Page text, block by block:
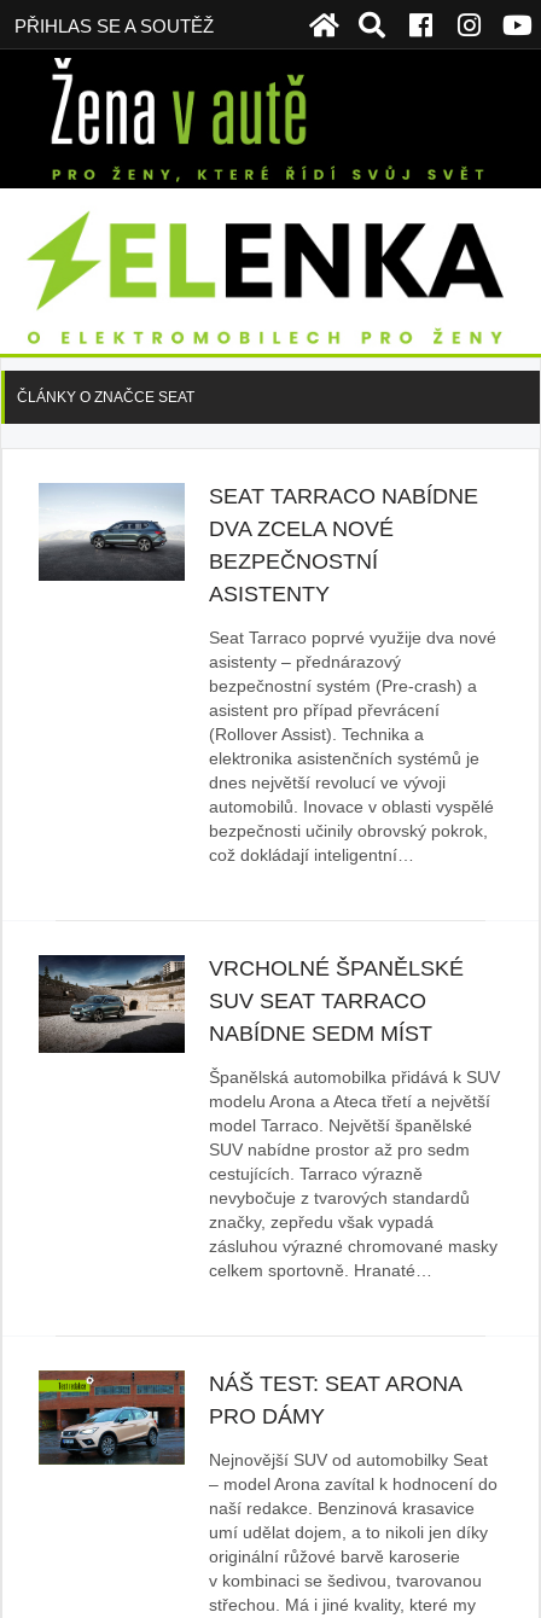
PŘIHLAS SE A SOUTĚŽ
ČLÁNKY O ZNAČCE SEAT
SEAT TARRACO NABÍDNE
DVA ZCELA NOVÉ
BEZPEČNOSTNÍ
ASISTENTY
Seat Tarraco poprvé využije dva nové
asistenty – přednárazový
bezpečnostní systém (Pre-crash) a
asistent pro případ převrácení
(Rollover Assist). Technika a
elektronika asistenčních systémů je
dnes největší revolucí ve vývoji
automobilů. Inovace v oblasti vyspělé
bezpečnosti učinily obrovský pokrok,
což dokládají inteligentní…
VRCHOLNÉ ŠPANĚLSKÉ
SUV SEAT TARRACO
NABÍDNE SEDM MÍST
Španělská automobilka přidává k SUV
modelu Arona a Ateca třetí a největší
model Tarraco. Největší španělské
SUV nabídne prostor až pro sedm
cestujících. Tarraco výrazně
nevybočuje z tvarových standardů
značky, zepředu však vypadá
zásluhou výrazné chromované masky
celkem sportovně. Hranaté…
NÁŠ TEST: SEAT ARONA
PRO DÁMY
Nejnovější SUV od automobilky Seat
– model Arona zavítal k hodnocení do
naší redakce. Benzinová krasavice
umí udělat dojem, a to nikoli jen díky
originální růžové barvě karoserie
v kombinaci se šedivou, tvarovanou
střechou. Má i jiné kvality, které my